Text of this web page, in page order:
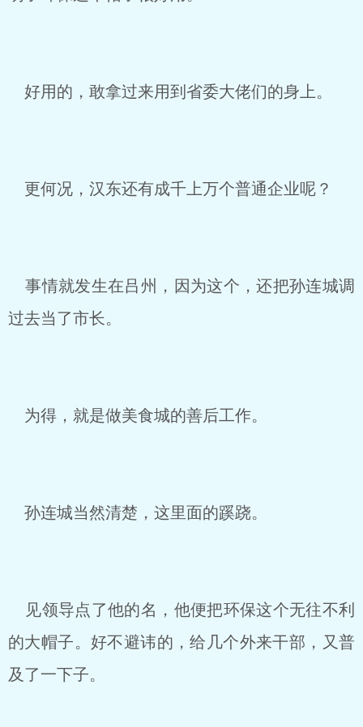
好用的，敢拿过来用到省委大佬们的身上。
更何况，汉东还有成千上万个普通企业呢？
事情就发生在吕州，因为这个，还把孙连城调
过去当了市长。
为得，就是做美食城的善后工作。
孙连城当然清楚，这里面的蹊跷。
见领导点了他的名，他便把环保这个无往不利
的大帽子。好不避讳的，给几个外来干部，又普
及了一下子。